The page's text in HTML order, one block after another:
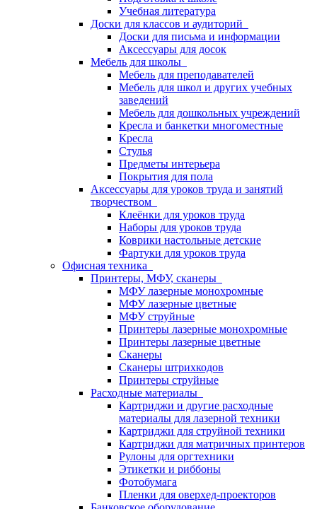
Учебная литература
Доски для классов и аудиторий
Доски для письма и информации
Аксессуары для досок
Мебель для школы
Мебель для преподавателей
Мебель для школ и других учебных
заведений
Мебель для дошкольных учреждений
Кресла и банкетки многоместные
Кресла
Стулья
Предметы интерьера
Покрытия для пола
Аксессуары для уроков труда и занятий
творчеством
Клеёнки для уроков труда
Наборы для уроков труда
Коврики настольные детские
Фартуки для уроков труда
Офисная техника
Принтеры, МФУ, сканеры
МФУ лазерные монохромные
МФУ лазерные цветные
МФУ струйные
Принтеры лазерные монохромные
Принтеры лазерные цветные
Сканеры
Сканеры штрихкодов
Принтеры струйные
Расходные материалы
Картриджи и другие расходные
материалы для лазерной техники
Картриджи для струйной техники
Картриджи для матричных принтеров
Рулоны для оргтехники
Этикетки и риббоны
Фотобумага
Пленки для оверхед-проекторов